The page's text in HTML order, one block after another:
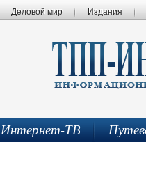
Деловой мир Издания
Интернет-ТВ